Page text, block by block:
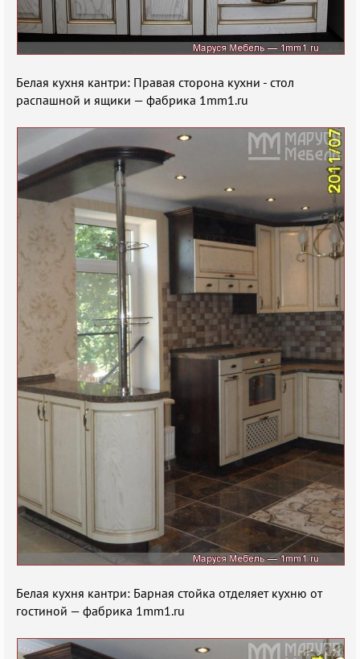
Белая кухня кантри: Правая сторона кухни - стол
распашной и ящики — фабрика 1mm1.ru
Белая кухня кантри: Барная стойка отделяет кухню от
гостиной — фабрика 1mm1.ru